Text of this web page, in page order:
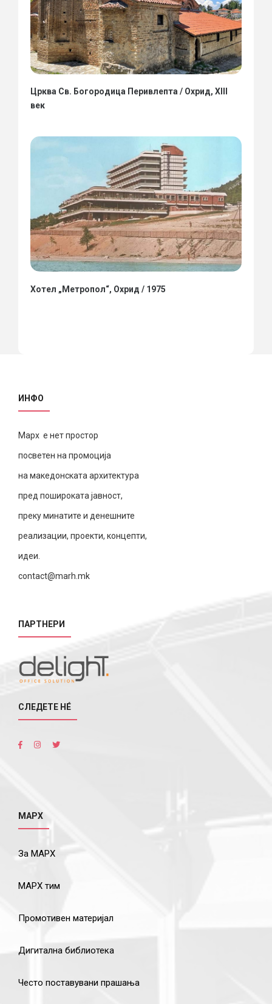
Црква Св. Богородица Перивлепта / Охрид, XIII
век
Хотел „Метропол“, Охрид / 1975
ИНФО
Марх е нет простор
посветен на промоција
на македонската архитектура
пред пошироката јавност,
преку минатите и денешните
реализации, проекти, концепти,
идеи.
contact@marh.mk
ПАРТНЕРИ
СЛЕДЕТЕ НÉ
МАРХ
За МАРХ
МАРХ тим
Промотивен материјал
Дигитална библиотека
Често поставувани прашања